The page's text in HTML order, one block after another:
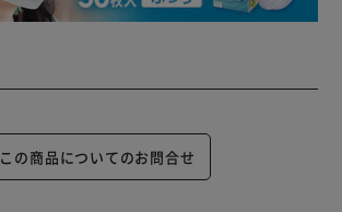
この商品についてのお問合せ